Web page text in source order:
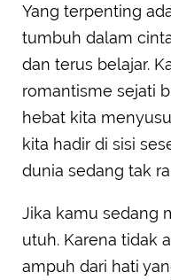
Yang terpenting
tumbuh dalam
dan terus belajar.
romantisme sejati
hebat kita
kita hadir di sisi
dunia sedang tak
Jika kamu sedang
utuh. Karena tidak
ampuh dari hati